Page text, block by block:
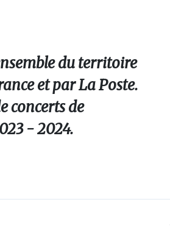
du territoire
et par La Poste.
concerts de
- 2024.